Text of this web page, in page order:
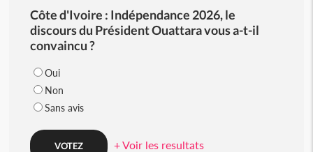
Côte d'Ivoire : Indépendance 2026, le
discours du Président Ouattara vous a-t-il
convaincu ?
Oui
Non
Sans avis
+ Voir les resultats